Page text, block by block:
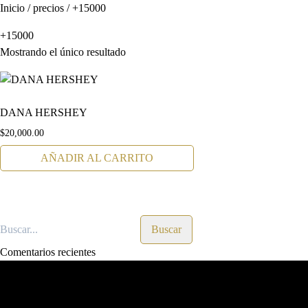
Inicio / precios / +15000
+15000
Mostrando el único resultado
DANA HERSHEY
$20,000.00
AÑADIR AL CARRITO
Comentarios recientes